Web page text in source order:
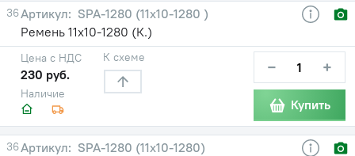
36
SPA-1280 (11х10-1280 )
Ремень 11х10-1280 (К.)
Наличие
Цена с НДС
230 руб.
К схеме − +
Купить
36
SPA-1280 (11х10-1280)